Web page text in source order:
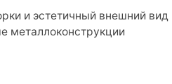
и эстетичный внешний вид
металлоконструкции